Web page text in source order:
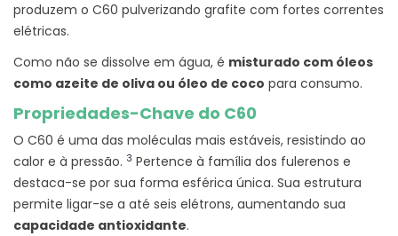
produzem o C60 pulverizando grafite com fortes correntes
elétricas.
Como não se dissolve em água, é misturado com óleos
como azeite de oliva ou óleo de coco para consumo.
Propriedades-Chave do C60
O C60 é uma das moléculas mais estáveis, resistindo ao
calor e à pressão. 3 Pertence à família dos fulerenos e
destaca-se por sua forma esférica única. Sua estrutura
permite ligar-se a até seis elétrons, aumentando sua
capacidade antioxidante.